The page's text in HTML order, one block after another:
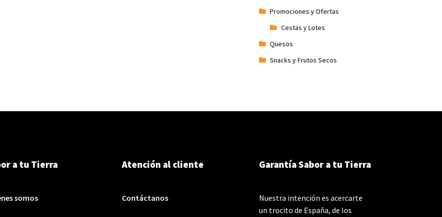
Promociones y Ofertas
Cestas y Lotes
Quesos
Snacks y Frutos Secos
a tu Tierra
somos
Atención al cliente
Contáctanos
Garantía Sabor a tu Tierra
Nuestra intención es acercarte
un trocito de España, de los